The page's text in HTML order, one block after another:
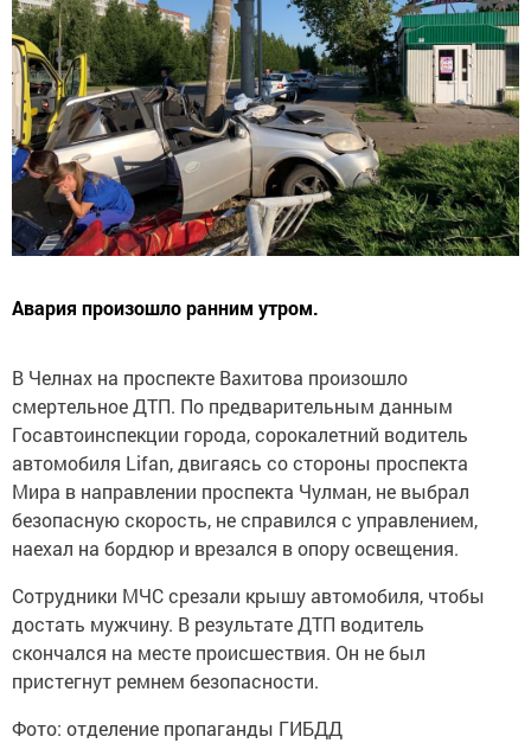
Авария произошло ранним утром.
В Челнах на проспекте Вахитова произошло
смертельное ДТП. По предварительным данным
Госавтоинспекции города, сорокалетний водитель
автомобиля Lifan, двигаясь со стороны проспекта
Мира в направлении проспекта Чулман, не выбрал
безопасную скорость, не справился с управлением,
наехал на бордюр и врезался в опору освещения.
Сотрудники МЧС срезали крышу автомобиля, чтобы
достать мужчину. В результате ДТП водитель
скончался на месте происшествия. Он не был
пристегнут ремнем безопасности.
Фото: отделение пропаганды ГИБДД